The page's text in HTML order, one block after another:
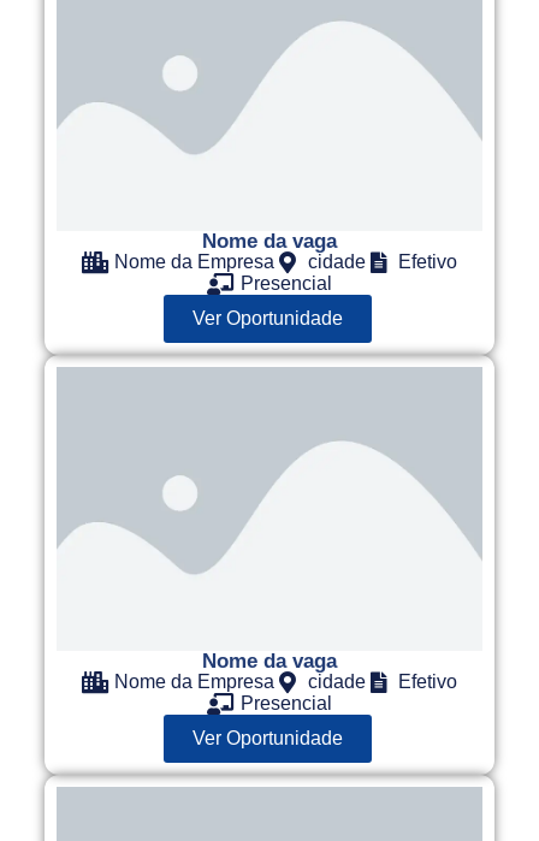
Nome da vaga
Nome da Empresa cidade
Efetivo
Presencial
Ver Oportunidade
Nome da vaga
Nome da Empresa cidade
Efetivo
Presencial
Ver Oportunidade